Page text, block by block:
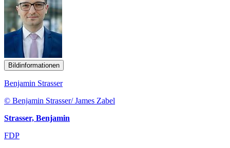
Bildinformationen
Benjamin Strasser
© Benjamin Strasser/ James Zabel
Strasser, Benjamin
FDP